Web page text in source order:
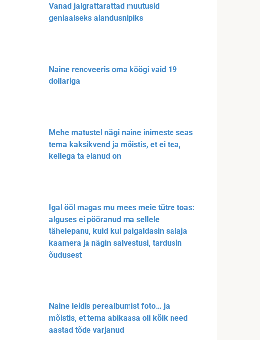
Vanad jalgrattarattad muutusid
geniaalseks aiandusnipiks
Naine renoveeris oma köögi vaid 19
dollariga
Mehe matustel nägi naine inimeste seas
tema kaksikvend ja mõistis, et ei tea,
kellega ta elanud on
Igal ööl magas mu mees meie tütre toas:
alguses ei pööranud ma sellele
tähelepanu, kuid kui paigaldasin salaja
kaamera ja nägin salvestusi, tardusin
õudusest
Naine leidis perealbumist foto… ja
mõistis, et tema abikaasa oli kõik need
aastad tõde varjanud